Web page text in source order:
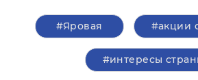
#Яровая #акции
#интересы